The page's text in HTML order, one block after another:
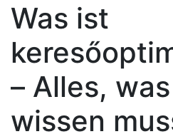
Was ist
– Alles,
wissen